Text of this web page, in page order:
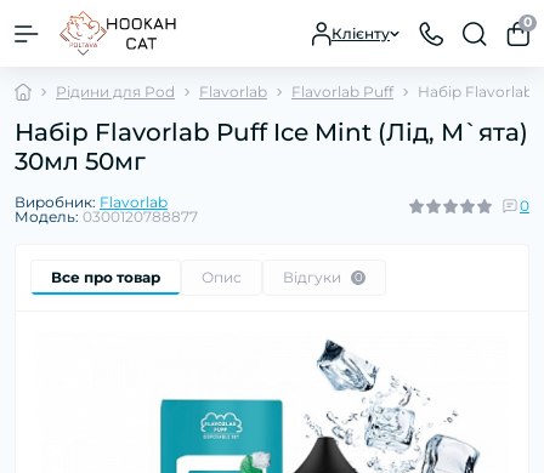
Клієнту
0
Рідини для Pod Flavorlab Flavorlab Puff Набір Flavorlab
Набір Flavorlab Puff Ice Mint (Лід, М`ята)
30мл 50мг
Виробник: Flavorlab
Модель: 0300120788877
0
Все про товар Опис Відгуки 0